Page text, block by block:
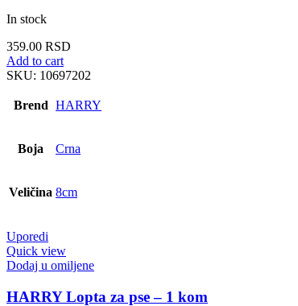
In stock
359.00 RSD
Add to cart
SKU: 10697202
Brend HARRY
Boja Crna
Veličina 8cm
Uporedi
Quick view
Dodaj u omiljene
HARRY Lopta za pse – 1 kom